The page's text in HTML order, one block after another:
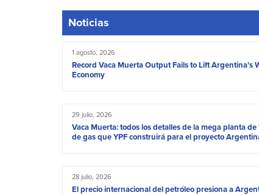
Noticias
1 agosto, 2026
Record Vaca Muerta Output Fails to Lift Argentina’s
Economy
29 julio, 2026
Vaca Muerta: todos los detalles de la mega planta
de gas que YPF construirá para el proyecto
28 julio, 2026
El precio internacional del petróleo presiona a